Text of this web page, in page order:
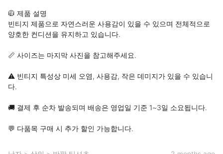
🧥 제품 설명
빈티지 제품으로 자연스러운 사용감이 있을 수 있으며 전체적으로
양호한 컨디션을 유지하고 있습니다.
📏 사이즈는 마지막 사진을 참고해주세요.
⚠️ 빈티지 특성상 미세 오염, 사용감, 작은 데미지가 있을 수 있습니
다.
🚚 결제 후 순차 발송되며 배송은 영업일 기준 1~3일 소요됩니다.
💬 다품목 구매 시 추가 할인 가능합니다.